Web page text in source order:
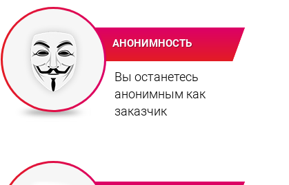
АНОНИМНОСТЬ
Вы останетесь
анонимным как
заказчик